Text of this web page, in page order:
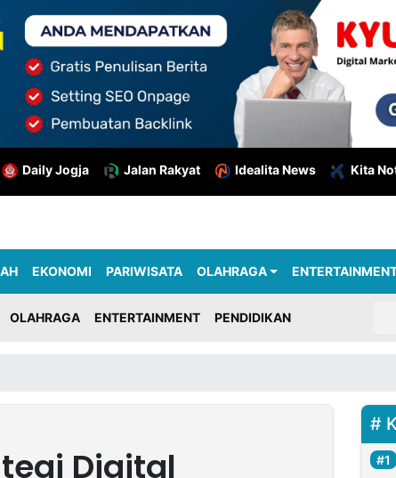
Daily Jogja Jalan Rakyat Idealita News Kita
EKONOMI PARIWISATA OLAHRAGA
OLAHRAGA ENTERTAINMENT PENDIDIKAN
Digital